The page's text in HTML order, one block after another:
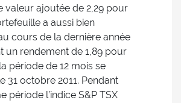
valeur ajoutée de 2,29 pour
a aussi bien
cours de la dernière année
un rendement de 1,89 pour
période de 12 mois se
31 octobre 2011. Pendant
période l’indice S&P TSX